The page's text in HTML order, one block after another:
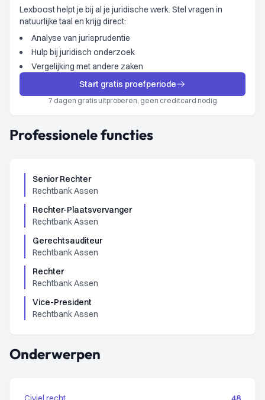
Lexboost helpt je bij al je juridische werk. Stel vragen in
natuurlijke taal en krijg direct:
Analyse van jurisprudentie
Hulp bij juridisch onderzoek
Vergelijking met andere zaken
Start gratis proefperiode
7 dagen gratis uitproberen, geen creditcard nodig
Professionele functies
Senior Rechter
Rechtbank Assen
Rechter-Plaatsvervanger
Rechtbank Assen
Gerechtsauditeur
Rechtbank Assen
Rechter
Rechtbank Assen
Vice-President
Rechtbank Assen
Onderwerpen